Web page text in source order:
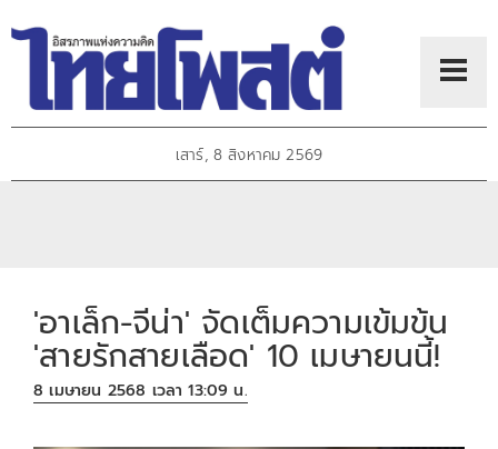
เสาร์, 8 สิงหาคม 2569
'อาเล็ก-จีน่า' จัดเต็มความเข้มข้น
'สายรักสายเลือด' 10 เมษายนนี้!
8 เมษายน 2568 เวลา 13:09 น.